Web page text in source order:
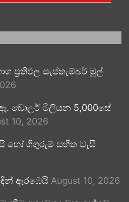
ප්‍රතිඵල සැප්තැම්බර් මුල්
ඇ. ඩොලර් මිලියන 5,000සේ
10, 2026
හෝ ගිගුරුම් සහිත වැසි
ඇරඹෙයි August 10, 2026